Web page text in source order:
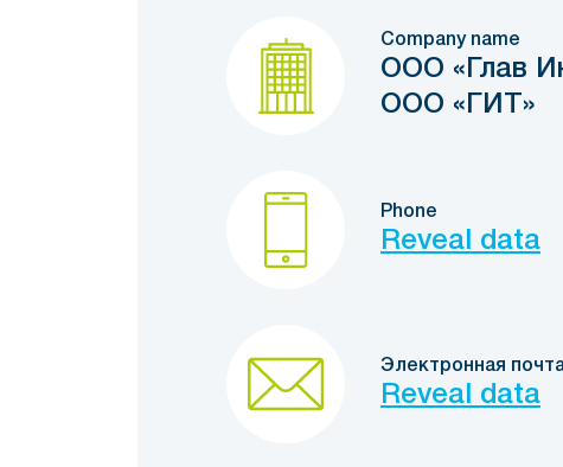
Company name
ООО «Глав
ООО «ГИТ»
Phone
Reveal data
Электронная
Reveal data